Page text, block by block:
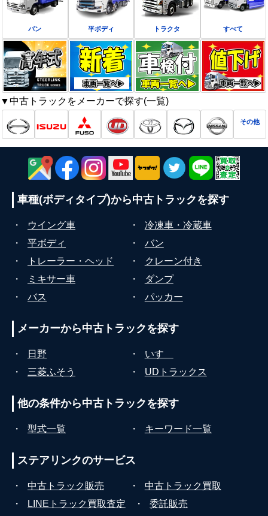
バン 平ボディ トラクタ すべて
▼中古トラックをメーカーで探す(一覧)
その他
車種(ボディタイプ)から中古トラックを探す
・ ウイング車 ・
冷凍車・冷蔵車
・
平ボディ ・
バン
・
トレーラー・ヘッド ・
クレーン付き
・
ミキサー車 ・
ダンプ
・
バス ・ パッカー
メーカーから中古トラックを探す
・ 日野 ・
いすゞ
・
三菱ふそう ・ UDトラックス
他の条件から中古トラックを探す
・ 型式一覧 ・ キーワード一覧
ステアリンクのサービス
・ 中古トラック販売 ・
中古トラック買取
・
LINEトラック買取査定 ・ 委託販売